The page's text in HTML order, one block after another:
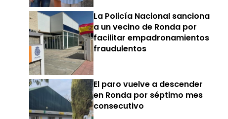
La Policía Nacional sanciona
a un vecino de Ronda por
facilitar empadronamientos
fraudulentos
El paro vuelve a descender
en Ronda por séptimo mes
consecutivo